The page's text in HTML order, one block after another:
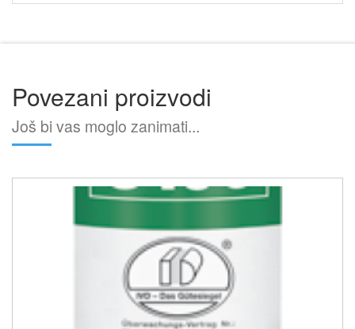
Povezani proizvodi
Još bi vas moglo zanimati...